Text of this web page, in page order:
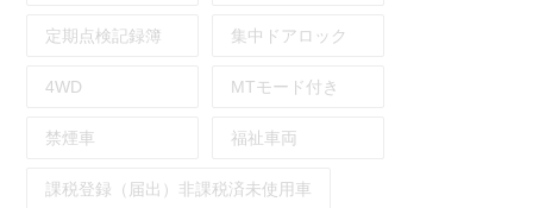
定期点検記録簿 集中ドアロック
4WD MTモード付き
禁煙車 福祉車両
課税登録（届出）非課税済未使用車